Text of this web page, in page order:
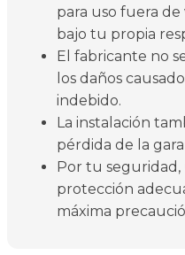
para uso fuera de
bajo tu propia
El fabricante no
los daños
indebido.
La instalación
pérdida de la
Por tu
protección
máxima